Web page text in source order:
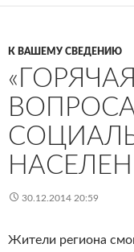
К ВАШЕМУ СВЕДЕНИЮ
30.12.2014 20:59
Жители региона